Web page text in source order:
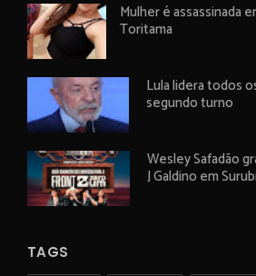
Mulher é assassinada
Toritama
Lula lidera todos
segundo turno
Wesley Safadão
J Galdino em
TAGS